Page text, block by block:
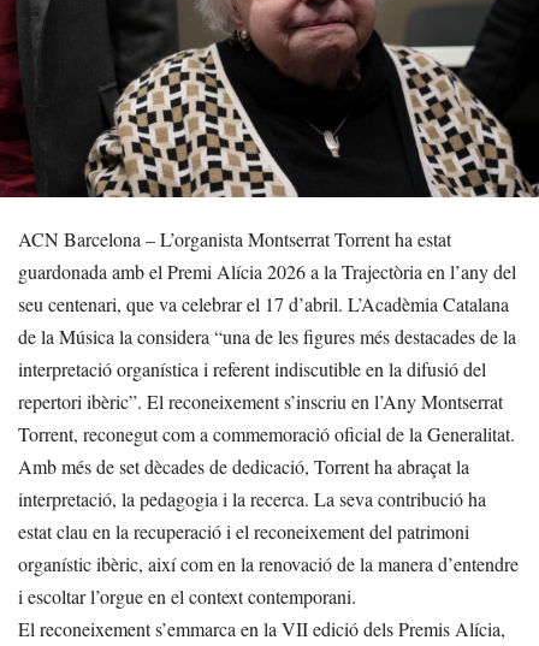
ACN Barcelona – L’organista Montserrat Torrent ha estat
guardonada amb el Premi Alícia 2026 a la Trajectòria en l’any del
seu centenari, que va celebrar el 17 d’abril. L’Acadèmia Catalana
de la Música la considera “una de les figures més destacades de la
interpretació organística i referent indiscutible en la difusió del
repertori ibèric”. El reconeixement s’inscriu en l’Any Montserrat
Torrent, reconegut com a commemoració oficial de la Generalitat.
Amb més de set dècades de dedicació, Torrent ha abraçat la
interpretació, la pedagogia i la recerca. La seva contribució ha
estat clau en la recuperació i el reconeixement del patrimoni
organístic ibèric, així com en la renovació de la manera d’entendre
i escoltar l’orgue en el context contemporani.
El reconeixement s’emmarca en la VII edició dels Premis Alícia,